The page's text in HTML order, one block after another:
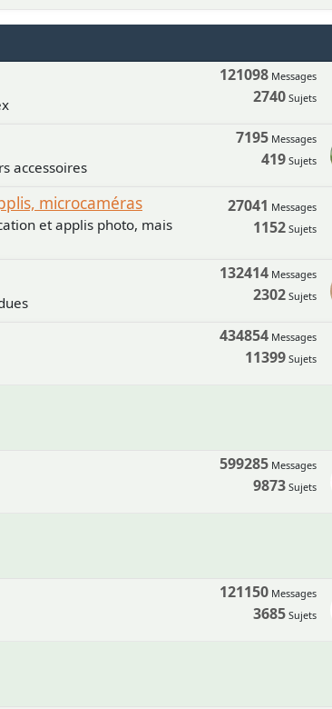
121098 Messages
2740 Sujets
accessoires
7195 Messages
419 Sujets
microcaméras
et applis photo, mais
27041 Messages
1152 Sujets
132414 Messages
2302 Sujets
434854 Messages
11399 Sujets
599285 Messages
9873 Sujets
121150 Messages
3685 Sujets